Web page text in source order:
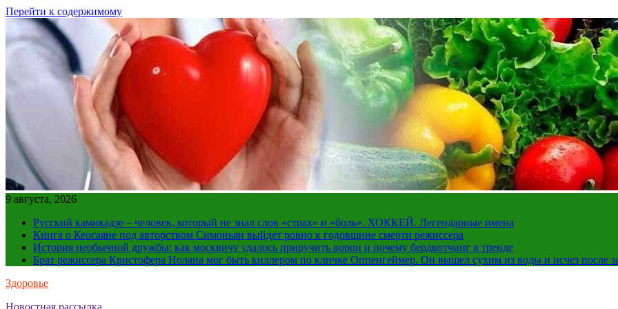
Перейти к содержимому
9 августа, 2026
Русский камикадзе – человек, который не знал слов «страх» и «боль». ХОККЕЙ. Легендарные имена
Книга о Кеосаяне под авторством Симоньян выйдет ровно к годовщине смерти режиссера
История необычной дружбы: как москвичу удалось приручить ворон и почему бердвотчинг в тренде
Брат режиссера Кристофера Нолана мог быть киллером по кличке Оппенгеймер. Он вышел сухим из воды и исчез после
Здоровье
Новостная рассылка